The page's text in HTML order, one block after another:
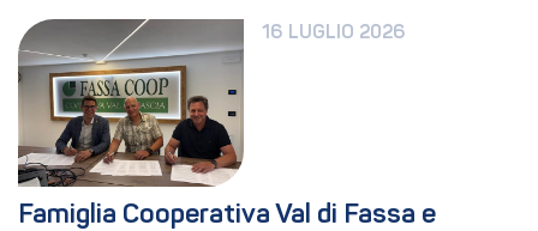
16 LUGLIO 2026
Famiglia Cooperativa Val di Fassa e